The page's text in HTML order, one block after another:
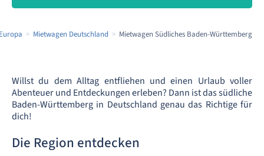
Mietwagen Deutschland Mietwagen Südliches Baden-Württemberg
Willst du dem Alltag entfliehen und einen Urlaub voller
Abenteuer und Entdeckungen erleben? Dann ist das südliche
Baden-Württemberg in Deutschland genau das Richtige für
dich!
Die Region entdecken